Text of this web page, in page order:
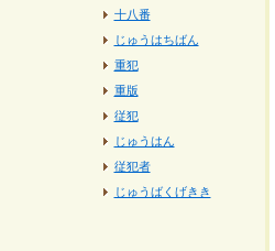
十八番
じゅうはちばん
重犯
重版
従犯
じゅうはん
従犯者
じゅうばくげきき